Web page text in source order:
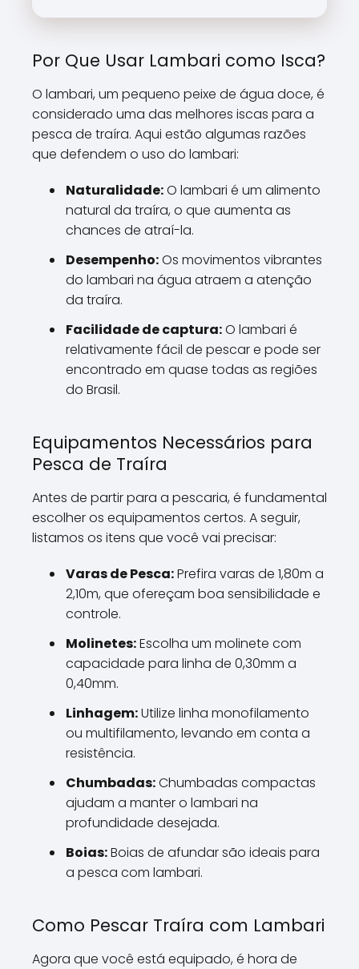
Por Que Usar Lambari como Isca?
O lambari, um pequeno peixe de água doce, é
considerado uma das melhores iscas para a
pesca de traíra. Aqui estão algumas razões
que defendem o uso do lambari:
Naturalidade:O lambari é um alimento
natural da traíra, o que aumenta as
chances de atraí-la.
Desempenho:Os movimentos vibrantes
do lambari na água atraem a atenção
da traíra.
Facilidade de captura:O lambari é
relativamente fácil de pescar e pode ser
encontrado em quase todas as regiões
do Brasil.
Equipamentos Necessários para
Pesca de Traíra
Antes de partir para a pescaria, é fundamental
escolher os equipamentos certos. A seguir,
listamos os itens que você vai precisar:
Varas de Pesca:Prefira varas de 1,80m a
2,10m, que ofereçam boa sensibilidade e
controle.
Molinetes:Escolha um molinete com
capacidade para linha de 0,30mm a
0,40mm.
Linhagem:Utilize linha monofilamento
ou multifilamento, levando em conta a
resistência.
Chumbadas:Chumbadas compactas
ajudam a manter o lambari na
profundidade desejada.
Boias:Boias de afundar são ideais para
a pesca com lambari.
Como Pescar Traíra com Lambari
Agora que você está equipado, é hora de